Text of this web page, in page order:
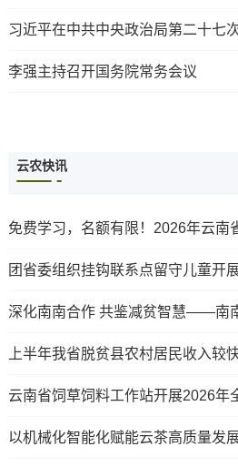
李强主持召开国务院常务会议
云农快讯